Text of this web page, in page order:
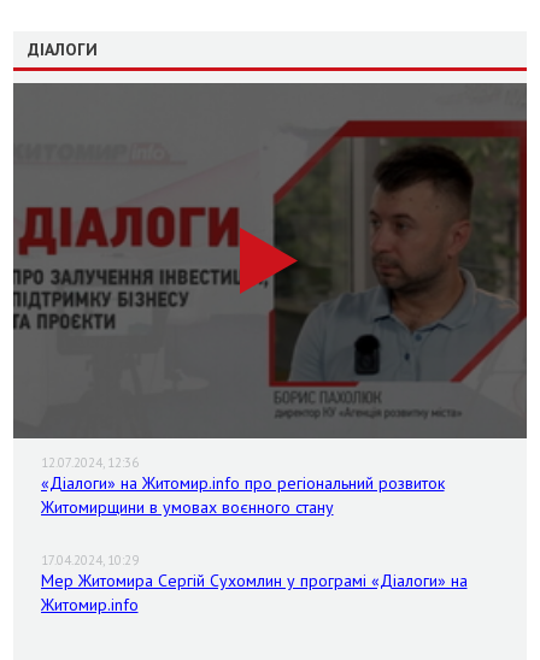
ДІАЛОГИ
12.07.2024, 12:36
«Діалоги» на Житомир.info про регіональний розвиток
Житомирщини в умовах воєнного стану
17.04.2024, 10:29
Мер Житомира Сергій Сухомлин у програмі «Діалоги» на
Житомир.info